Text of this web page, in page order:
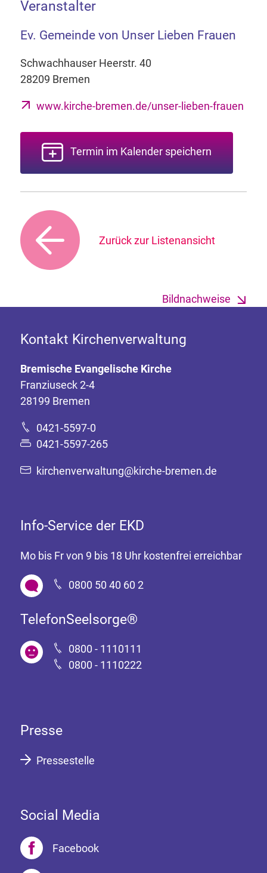
Veranstalter
Ev. Gemeinde von Unser Lieben Frauen
Schwachhauser Heerstr. 40
28209 Bremen
www.kirche-bremen.de/unser-lieben-frauen
Termin im Kalender speichern
Zurück zur Listenansicht
Bildnachweise
Kontakt Kirchenverwaltung
Bremische Evangelische Kirche
Franziuseck 2-4
28199 Bremen
0421-5597-0
0421-5597-265
kirchenverwaltung@kirche-bremen.de
Info-Service der EKD
Mo bis Fr von 9 bis 18 Uhr kostenfrei erreichbar
0800 50 40 60 2
TelefonSeelsorge®
0800 - 1110111
0800 - 1110222
Presse
Pressestelle
Social Media
Facebook